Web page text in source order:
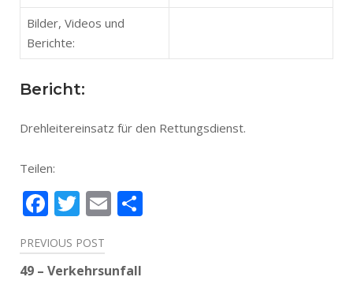
Bilder, Videos und
Berichte:
Bericht:
Drehleitereinsatz für den Rettungsdienst.
Teilen:
Facebook
Twitter
Email
Beitragsnavigation
PREVIOUS POST
49 – Verkehrsunfall